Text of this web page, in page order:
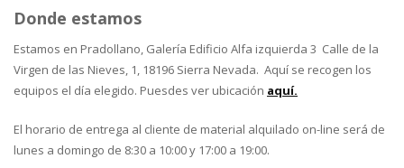
Donde estamos
Estamos en Pradollano, Galería Edificio Alfa izquierda 3 Calle de la
Virgen de las Nieves, 1, 18196 Sierra Nevada. Aquí se recogen los
equipos el día elegido. Puesdes ver ubicación aquí.
El horario de entrega al cliente de material alquilado on-line será de
lunes a domingo de 8:30 a 10:00 y 17:00 a 19:00.